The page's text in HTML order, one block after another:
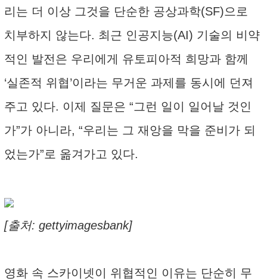
리는 더 이상 그것을 단순한 공상과학(SF)으로
치부하지 않는다. 최근 인공지능(AI) 기술의 비약
적인 발전은 우리에게 유토피아적 희망과 함께
‘실존적 위협’이라는 무거운 과제를 동시에 던져
주고 있다. 이제 질문은 “그런 일이 일어날 것인
가”가 아니라, “우리는 그 재앙을 막을 준비가 되
었는가”로 옮겨가고 있다.
[출처: gettyimagesbank]
영화 속 스카이넷이 위협적인 이유는 단순히 무